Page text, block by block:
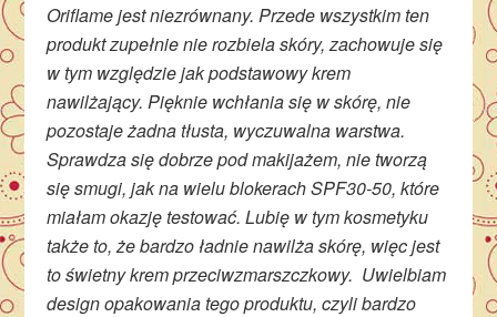
Oriflame jest niezrównany. Przede wszystkim ten
produkt zupełnie nie rozbiela skóry, zachowuje się
w tym względzie jak podstawowy krem
nawilżający. Pięknie wchłania się w skórę, nie
pozostaje żadna tłusta, wyczuwalna warstwa.
Sprawdza się dobrze pod makijażem, nie tworzą
się smugi, jak na wielu blokerach SPF30-50, które
miałam okazję testować. Lubię w tym kosmetyku
także to, że bardzo ładnie nawilża skórę, więc jest
to świetny krem przeciwzmarszczkowy. Uwielbiam
design opakowania tego produktu, czyli bardzo